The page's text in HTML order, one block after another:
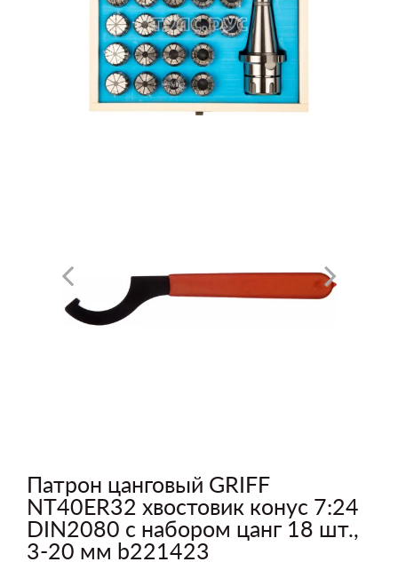
Патрон цанговый GRIFF
NT40ER32 хвостовик конус 7:24
DIN2080 с набором цанг 18 шт.,
3-20 мм b221423